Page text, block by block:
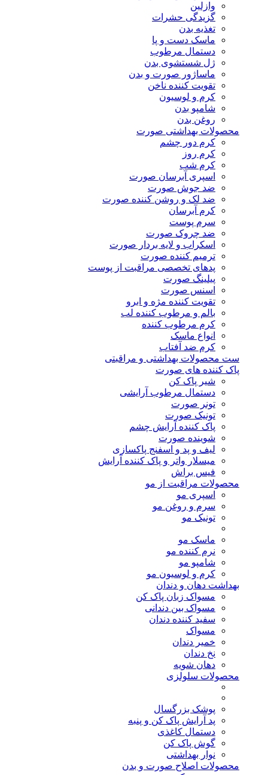
وازلین
گزیدگی حشرات
تغذیه بدن
ماسک دست و پا
دستمال مرطوب
ژل شستشوی بدن
ماساژور صورت و بدن
تقویت کننده ناخن
کرم و لوسیون
شامپو بدن
روغن بدن
محصولات بهداشتی صورت
کرم دور چشم
کرم روز
کرم شب
اسپری آبرسان صورت
ضد جوش صورت
ضد لک و روشن کننده صورت
کرم آبرسان
سرم پوست
ضد چروک صورت
اسکراب و لایه بردار صورت
ترمیم کننده صورت
پدهای تخصصی مراقبت از پوست
پیلینگ صورت
اسنس صورت
تقویت کننده مژه و ابرو
بالم و مرطوب کننده لب
کرم مرطوب کننده
انواع ماسک
کرم ضد آفتاب
ست محصولات بهداشتی و مراقبتی
پاک کننده های صورت
شیر پاک کن
دستمال مرطوب آرایشی
تونر صورت
تونیک صورت
پاک کننده آرایش چشم
شوینده صورت
لیف و پد و اسفنج پاکسازی
میسلار واتر و پاک کننده آرایش
فیس براش
محصولات مراقبت از مو
اسپری مو
سرم و روغن مو
تونیک مو
ماسک مو
نرم کننده مو
شامپو مو
کرم و لوسیون مو
بهداشت دهان و دندان
مسواک زبان پاک کن
مسواک بین دندانی
سفید کننده دندان
مسواک
خمیر دندان
نخ دندان
دهان شویه
محصولات سلولزی
پوشک بزرگسال
پد آرایش پاک کن و پنبه
دستمال کاغذی
گوش پاک کن
نوار بهداشتی
محصولات اصلاح صورت و بدن